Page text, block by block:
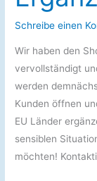
Schreibe einen
Wir haben den
vervollständigt
werden
Kunden öffnen
EU Länder
sensiblen
möchten!